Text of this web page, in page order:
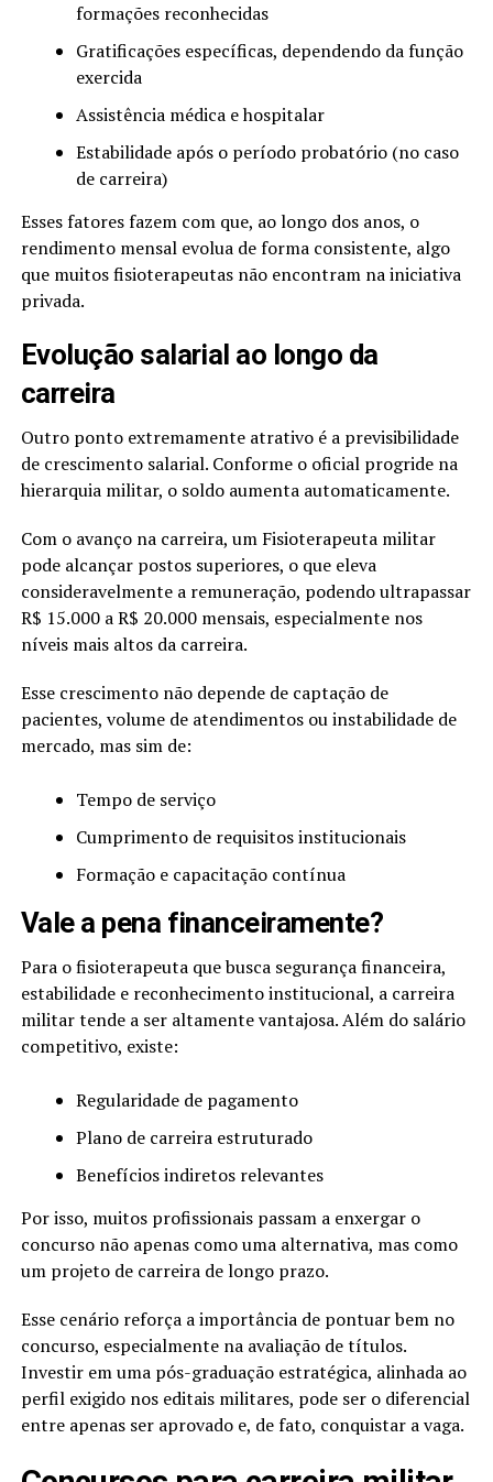
formações reconhecidas
Gratificações específicas, dependendo da função
exercida
Assistência médica e hospitalar
Estabilidade após o período probatório (no caso
de carreira)
Esses fatores fazem com que, ao longo dos anos, o
rendimento mensal evolua de forma consistente, algo
que muitos fisioterapeutas não encontram na iniciativa
privada.
Evolução salarial ao longo da
carreira
Outro ponto extremamente atrativo é a previsibilidade
de crescimento salarial. Conforme o oficial progride na
hierarquia militar, o soldo aumenta automaticamente.
Com o avanço na carreira, um Fisioterapeuta militar
pode alcançar postos superiores, o que eleva
consideravelmente a remuneração, podendo ultrapassar
R$ 15.000 a R$ 20.000 mensais, especialmente nos
níveis mais altos da carreira.
Esse crescimento não depende de captação de
pacientes, volume de atendimentos ou instabilidade de
mercado, mas sim de:
Tempo de serviço
Cumprimento de requisitos institucionais
Formação e capacitação contínua
Vale a pena financeiramente?
Para o fisioterapeuta que busca segurança financeira,
estabilidade e reconhecimento institucional, a carreira
militar tende a ser altamente vantajosa. Além do salário
competitivo, existe:
Regularidade de pagamento
Plano de carreira estruturado
Benefícios indiretos relevantes
Por isso, muitos profissionais passam a enxergar o
concurso não apenas como uma alternativa, mas como
um projeto de carreira de longo prazo.
Esse cenário reforça a importância de pontuar bem no
concurso, especialmente na avaliação de títulos.
Investir em uma pós-graduação estratégica, alinhada ao
perfil exigido nos editais militares, pode ser o diferencial
entre apenas ser aprovado e, de fato, conquistar a vaga.